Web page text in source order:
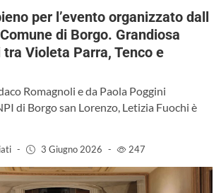
per l’evento organizzato dall
di Borgo. Grandiosa
Violeta Parra, Tenco e
Romagnoli e da Paola Poggini
di Borgo san Lorenzo, Letizia Fuochi è
- 3 Giugno 2026 - 247